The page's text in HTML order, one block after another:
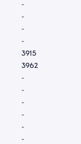
-
-
-
-
3915
3962
-
-
-
-
-
-